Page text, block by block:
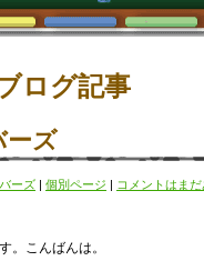
ログ記事
ーズ
ーズ | 個別ページ | コメントはま
。こんばんは。